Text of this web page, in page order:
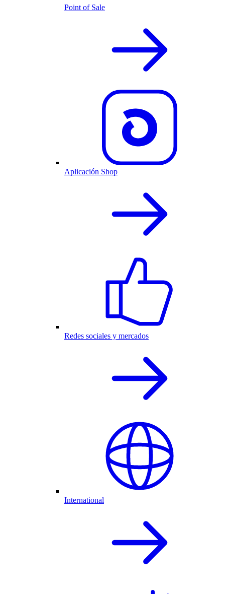
Point of Sale
Aplicación Shop
Redes sociales y mercados
International